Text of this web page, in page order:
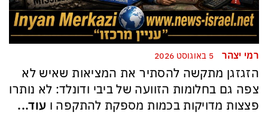
רמי יצהר
הזגזגן מתקשה להסתיר את המציאות שאיש לא
צפה גם בחלומות הזוועה של ביבי ודונלד: לא נותרו
פצצות מדויקות בכמות מספקת להתקפה ו עוד...